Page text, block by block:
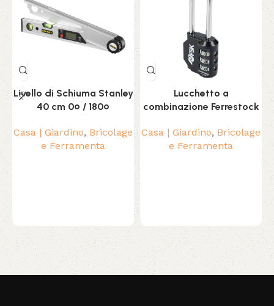
Livello di Schiuma Stanley
40 cm 0º / 180º
Casa | Giardino, Bricolage
e Ferramenta
Lucchetto a
combinazione Ferrestock
Casa | Giardino, Bricolage
e Ferramenta
Read More